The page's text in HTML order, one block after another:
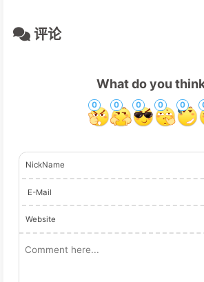
评论
What do you
0 0 0 0 0
NickName
E-Mail
Website